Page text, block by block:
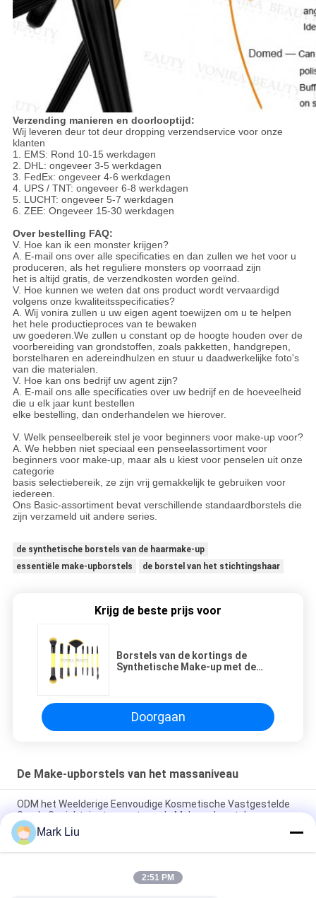
Verzending manieren en doorlooptijd:
Wij leveren deur tot deur dropping verzendservice voor onze
klanten
1. EMS: Rond 10-15 werkdagen
2. DHL: ongeveer 3-5 werkdagen
3. FedEx: ongeveer 4-6 werkdagen
4. UPS / TNT: ongeveer 6-8 werkdagen
5. LUCHT: ongeveer 5-7 werkdagen
6. ZEE: Ongeveer 15-30 werkdagen
Over bestelling FAQ:
V. Hoe kan ik een monster krijgen?
A. E-mail ons over alle specificaties en dan zullen we het voor u
produceren, als het reguliere monsters op voorraad zijn
het is altijd gratis, de verzendkosten worden geïnd.
V. Hoe kunnen we weten dat ons product wordt vervaardigd
volgens onze kwaliteitsspecificaties?
A. Wij vonira zullen u uw eigen agent toewijzen om u te helpen
het hele productieproces van te bewaken
uw goederen.We zullen u constant op de hoogte houden over de
voorbereiding van grondstoffen, zoals pakketten, handgrepen,
borstelharen en adereindhulzen en stuur u daadwerkelijke foto's
van die materialen.
V. Hoe kan ons bedrijf uw agent zijn?
A. E-mail ons alle specificaties over uw bedrijf en de hoeveelheid
die u elk jaar kunt bestellen
elke bestelling, dan onderhandelen we hierover.
V. Welk penseelbereik stel je voor beginners voor make-up voor?
A. We hebben niet speciaal een penseelassortiment voor
beginners voor make-up, maar als u kiest voor penselen uit onze
categorie
basis selectiebereik, ze zijn vrij gemakkelijk te gebruiken voor
iedereen.
Ons Basic-assortiment bevat verschillende standaardborstels die
zijn verzameld uit andere series.
de synthetische borstels van de haarmake-up
essentiële make-upborstels
de borstel van het stichtingshaar
Krijg de beste prijs voor
Borstels van de kortings de
Synthetische Make-up met de
Toepassing
Doorgaan
De Make-upborstels van het massaniveau
ODM het Weelderige Eenvoudige Kosmetische Vastgestelde
Goede Gezichtsinstrument van de Make-upborstel
Aantrekkelijke Amerikaanse de Make-upborstels van het
Massaniveau, Klassieke Kosmetische Borsteluitrusting
De schitterende Glanzende Essentiële Make-up borstelt het
Mark Liu
2:51 PM